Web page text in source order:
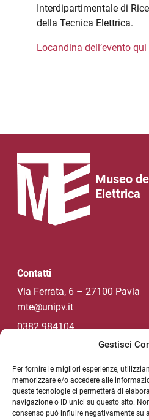
Gestisci
Per fornire le migliori esperienze,
memorizzare e/o accedere alle
queste tecnologie ci permetterà di
navigazione o ID unici su questo sito.
consenso può influire negativamente su
Interdipartimentale di
della Tecnica Elettrica.
Locandina dell’evento
Museo
Elettrica
Contatti
Via Ferrata, 6 – 27100 Pavia
mte@unipv.it
0382 984104
Social di Ateneo